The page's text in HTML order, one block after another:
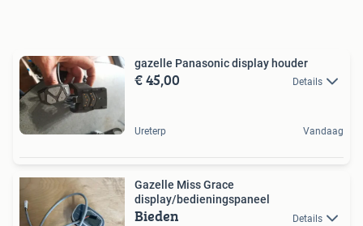
gazelle Panasonic display houder
€ 45,00 Details
Ureterp Vandaag
Gazelle Miss Grace
display/bedieningspaneel
Bieden Details